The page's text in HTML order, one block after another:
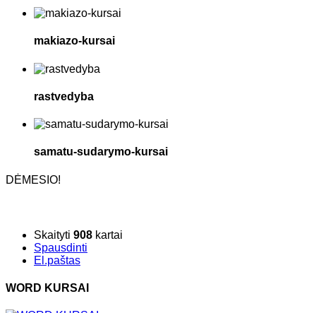
makiazo-kursai
rastvedyba
samatu-sudarymo-kursai
DĖMESIO!
Skaityti 908 kartai
Spausdinti
El.paštas
WORD KURSAI